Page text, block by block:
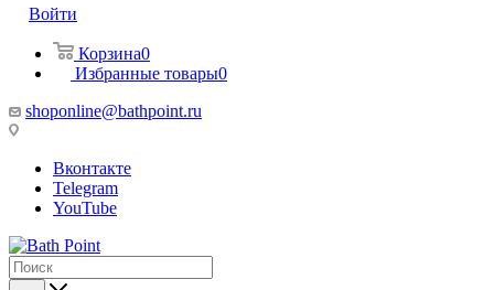
Войти
Корзина0
Избранные товары0
shoponline@bathpoint.ru
Вконтакте
Telegram
YouTube